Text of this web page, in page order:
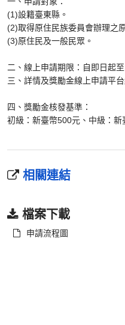
(1)設籍臺東縣。
(2)取得原住民族委員會辦理之
(3)原住民及一般民眾。
二、線上申請期限：自即日起
三、詳情及獎勵金線上申請平
四、獎勵金核發基準：
初級：新臺幣500元、中級：
相關連結
檔案下載
申請流程圖